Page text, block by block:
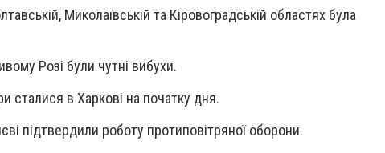
Миколаївській та Кіровоградській областях була
Розі були чутні вибухи.
сталися в Харкові на початку дня.
підтвердили роботу протиповітряної оборони.